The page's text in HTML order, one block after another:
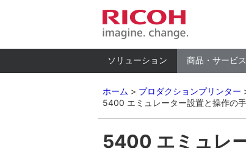
ソリューション 商品・サービス
ホーム プロダクションプリンター
5400 エミュレーター設置と操作の
5400 エミュレ